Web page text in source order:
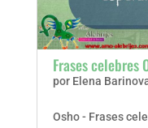
Frases celebres
por Elena
Osho - Frases